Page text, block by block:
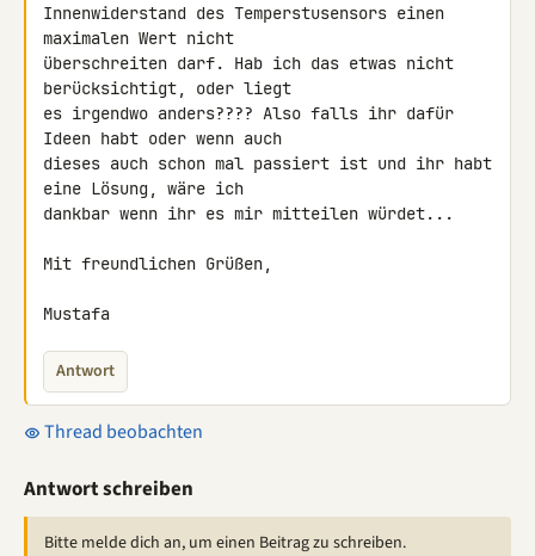
Innenwiderstand des Temperstusensors einen
maximalen Wert nicht
überschreiten darf. Hab ich das etwas nicht
berücksichtigt, oder liegt
es irgendwo anders???? Also falls ihr dafür
Ideen habt oder wenn auch
dieses auch schon mal passiert ist und ihr habt
eine Lösung, wäre ich
dankbar wenn ihr es mir mitteilen würdet...
Mit freundlichen Grüßen,
Mustafa
Antwort
Thread beobachten
Antwort schreiben
Bitte melde dich an, um einen Beitrag zu schreiben.